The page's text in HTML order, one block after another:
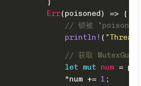
Err(poisoned) => {
// 锁被 "poisoned"
println! (
// 获取 MutexGuard
let
mut num =
*num +=
1 ;